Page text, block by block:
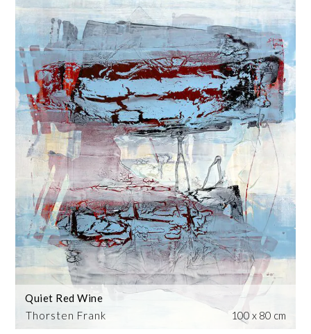
Thorsten Frank
Quiet Red Wine
100 x 80 cm